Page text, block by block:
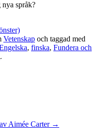
språk?
Vetenskap och taggad med
, finska, Fundera och
.
Aimée Carter →